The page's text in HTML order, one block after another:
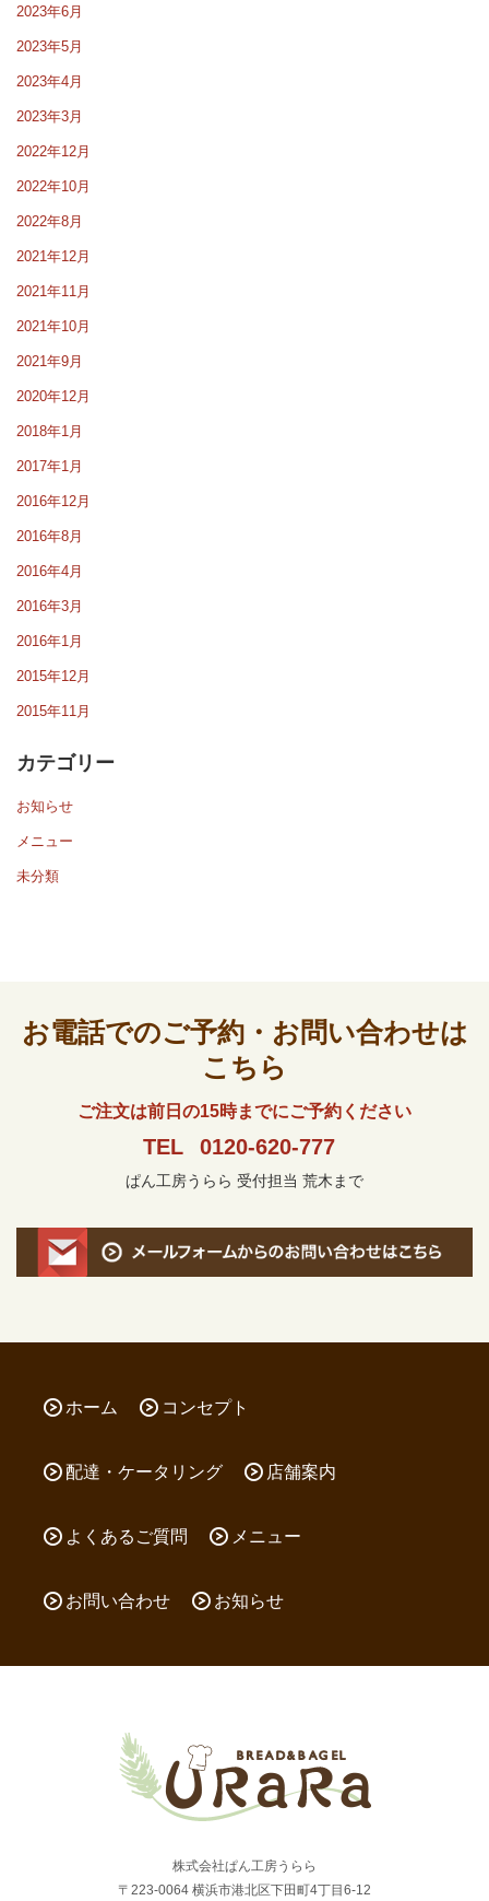
2023年6月
2023年5月
2023年4月
2023年3月
2022年12月
2022年10月
2022年8月
2021年12月
2021年11月
2021年10月
2021年9月
2020年12月
2018年1月
2017年1月
2016年12月
2016年8月
2016年4月
2016年3月
2016年1月
2015年12月
2015年11月
カテゴリー
お知らせ
メニュー
未分類
お電話でのご予約・お問い合わせは
こちら
ご注文は前日の15時までにご予約ください
TEL 0120-620-777
ぱん工房うらら 受付担当 荒木まで
ホーム コンセプト
配達・ケータリング 店舗案内
よくあるご質問 メニュー
お問い合わせ お知らせ
株式会社ぱん工房うらら
〒223-0064 横浜市港北区下田町4丁目6-12